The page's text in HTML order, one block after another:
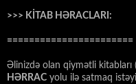
>>> KİTAB HƏRACLARI:
=======================
Əlinizdə olan qiymətli kitabları (
HƏRRAC yolu ilə satmaq